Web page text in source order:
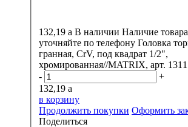
132,19 a В наличии Наличие
уточняйте по телефону Головка
гранная, CrV, под квадрат 1/2",
хромированная//MATRIX, арт.
-
+
132,19 a
в корзину
Продолжить покупки Оформить
Поделиться